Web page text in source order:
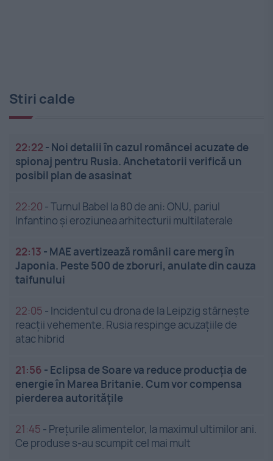
Stiri calde
22:22 - Noi detalii în cazul româncei acuzate de
spionaj pentru Rusia. Anchetatorii verifică un
posibil plan de asasinat
22:20 -Turnul Babel la 80 de ani: ONU, pariul
Infantino și eroziunea arhitecturii multilaterale
22:13 - MAE avertizează românii care merg în
Japonia. Peste 500 de zboruri, anulate din cauza
taifunului
22:05 - Incidentul cu drona de la Leipzig stârnește
reacții vehemente. Rusia respinge acuzațiile de
atac hibrid
21:56 - Eclipsa de Soare va reduce producția de
energie în Marea Britanie. Cum vor compensa
pierderea autoritățile
21:45 - Prețurile alimentelor, la maximul ultimilor ani.
Ce produse s-au scumpit cel mai mult